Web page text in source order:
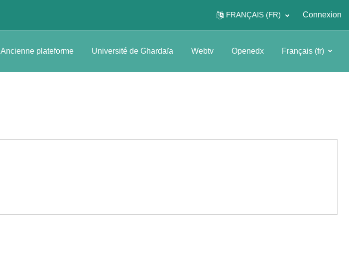
FRANÇAIS ‎(FR)‎ Connexion
Ancienne plateforme Université de Ghardaïa Webtv Openedx Français ‎(fr)‎